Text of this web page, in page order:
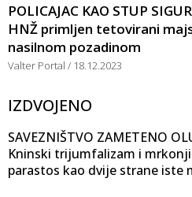
POLICAJAC KAO STUP
HNŽ primljen tetovirani
nasilnom pozadinom
Valter Portal 18.12.2023
IZDVOJENO
SAVEZNIŠTVO ZAMETENO
Kninski trijumfalizam i
parastos kao dvije strane iste